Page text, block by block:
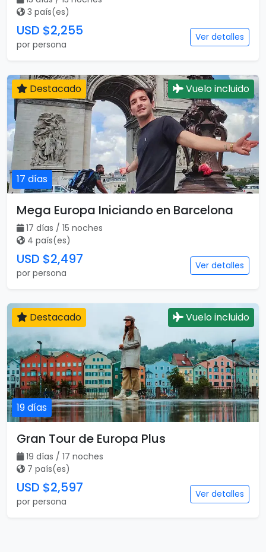
3 país(es)
USD $2,255
por persona
Ver detalles
17 días
Destacado Vuelo incluido
Mega Europa Iniciando en Barcelona
17 días / 15 noches
4 país(es)
USD $2,497
por persona
Ver detalles
19 días
Destacado Vuelo incluido
Gran Tour de Europa Plus
19 días / 17 noches
7 país(es)
USD $2,597
por persona
Ver detalles